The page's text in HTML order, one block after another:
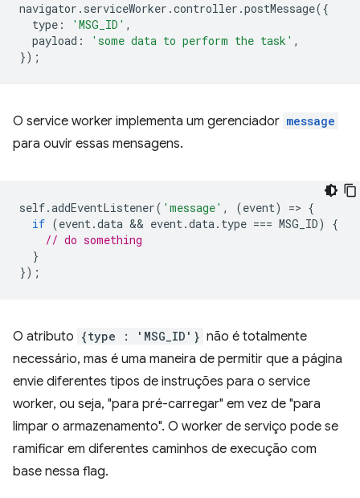
navigator . serviceWorker .controller .postMessage({
type : 'MSG_ID' ,
payload : 'some data to perform the task' ,
});
O service worker implementa um gerenciador message
para ouvir essas mensagens.
self.addEventListener( 'message' , (event) => {
if (event.data && event.data. type === MSG_ID)
{
// do something
}
});
O atributo {type : 'MSG_ID'} não é totalmente
necessário, mas é uma maneira de permitir que a página
envie diferentes tipos de instruções para o service
worker, ou seja, "para pré-carregar" em vez de "para
limpar o armazenamento". O worker de serviço pode se
ramificar em diferentes caminhos de execução com
base nessa flag.